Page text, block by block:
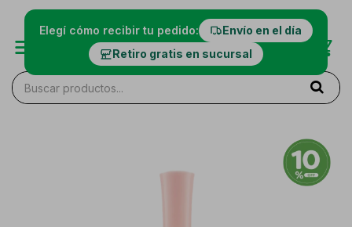
Elegí cómo recibir tu pedido:
Envío en el día
Retiro gratis en sucursal